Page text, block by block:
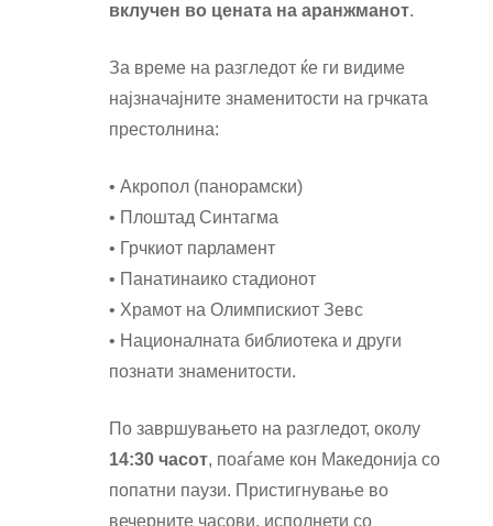
вклучен во цената на аранжманот.
За време на разгледот ќе ги видиме
најзначајните знаменитости на грчката
престолнина:
• Акропол (панорамски)
• Плоштад Синтагма
• Грчкиот парламент
• Панатинаико стадионот
• Храмот на Олимпискиот Зевс
• Националната библиотека и други
познати знаменитости.
По завршувањето на разгледот, околу
14:30 часот, поаѓаме кон Македонија со
попатни паузи. Пристигнување во
вечерните часови, исполнети со